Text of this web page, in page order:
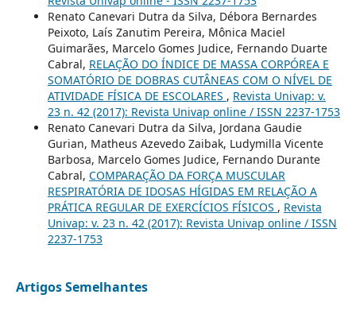
Renato Canevari Dutra da Silva, Débora Bernardes
Peixoto, Laís Zanutim Pereira, Mônica Maciel
Guimarães, Marcelo Gomes Judice, Fernando Duarte
Cabral, RELAÇÃO DO ÍNDICE DE MASSA CORPÓREA E
SOMATÓRIO DE DOBRAS CUTÂNEAS COM O NÍVEL DE
ATIVIDADE FÍSICA DE ESCOLARES , Revista Univap: v.
23 n. 42 (2017): Revista Univap online / ISSN 2237-1753
Renato Canevari Dutra da Silva, Jordana Gaudie
Gurian, Matheus Azevedo Zaibak, Ludymilla Vicente
Barbosa, Marcelo Gomes Judice, Fernando Durante
Cabral, COMPARAÇÃO DA FORÇA MUSCULAR
RESPIRATÓRIA DE IDOSAS HÍGIDAS EM RELAÇÃO A
PRÁTICA REGULAR DE EXERCÍCIOS FÍSICOS , Revista
Univap: v. 23 n. 42 (2017): Revista Univap online / ISSN
2237-1753
Artigos Semelhantes